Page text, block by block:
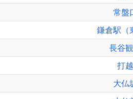
常盤
鎌倉駅（
長谷
打越
大仏